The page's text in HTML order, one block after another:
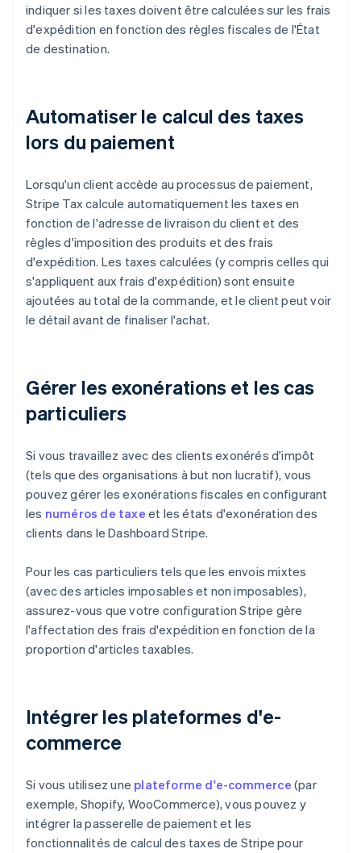
indiquer si les taxes doivent être calculées sur les frais
d'expédition en fonction des règles fiscales de l'État
de destination.
Automatiser le calcul des taxes
lors du paiement
Lorsqu'un client accède au processus de paiement,
Stripe Tax calcule automatiquement les taxes en
fonction de l'adresse de livraison du client et des
règles d'imposition des produits et des frais
d'expédition. Les taxes calculées (y compris celles qui
s'appliquent aux frais d'expédition) sont ensuite
ajoutées au total de la commande, et le client peut voir
le détail avant de finaliser l'achat.
Gérer les exonérations et les cas
particuliers
Si vous travaillez avec des clients exonérés d'impôt
(tels que des organisations à but non lucratif), vous
pouvez gérer les exonérations fiscales en configurant
les numéros de taxe et les états d'exonération des
clients dans le Dashboard Stripe.
Pour les cas particuliers tels que les envois mixtes
(avec des articles imposables et non imposables),
assurez-vous que votre configuration Stripe gère
l'affectation des frais d'expédition en fonction de la
proportion d'articles taxables.
Intégrer les plateformes d'e-
commerce
Si vous utilisez une plateforme d'e-commerce (par
exemple, Shopify, WooCommerce), vous pouvez y
intégrer la passerelle de paiement et les
fonctionnalités de calcul des taxes de Stripe pour